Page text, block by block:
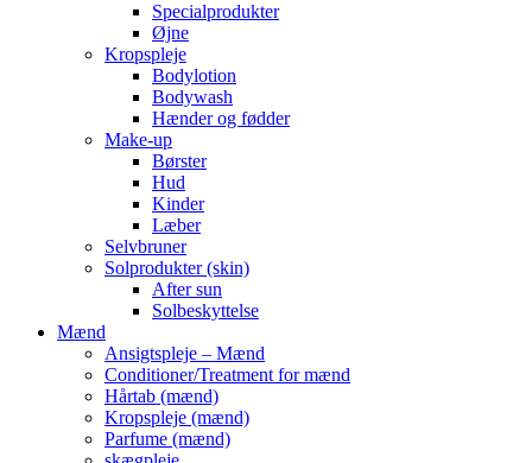
Specialprodukter
Øjne
Kropspleje
Bodylotion
Bodywash
Hænder og fødder
Make-up
Børster
Hud
Kinder
Læber
Selvbruner
Solprodukter (skin)
After sun
Solbeskyttelse
Mænd
Ansigtspleje – Mænd
Conditioner/Treatment for mænd
Hårtab (mænd)
Kropspleje (mænd)
Parfume (mænd)